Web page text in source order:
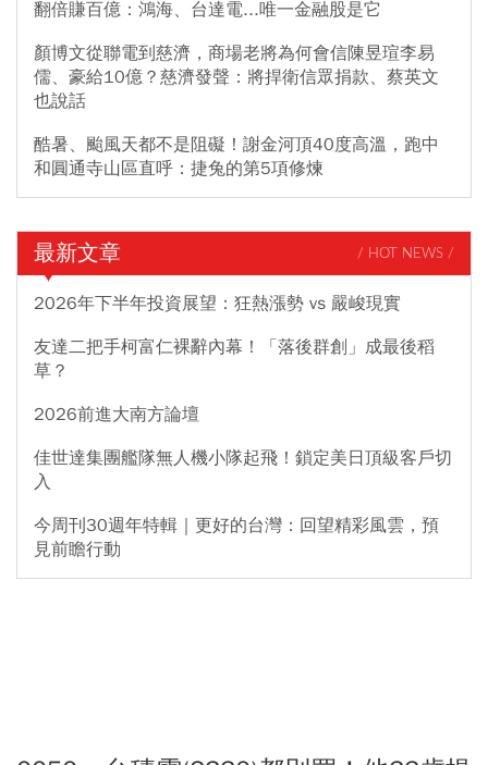
翻倍賺百億：鴻海、台達電...唯一金融股是它
顏博文從聯電到慈濟，商場老將為何會信陳昱瑄李易
儒、豪給10億？慈濟發聲：將捍衛信眾捐款、蔡英文
也說話
酷暑、颱風天都不是阻礙！謝金河頂40度高溫，跑中
和圓通寺山區直呼：捷兔的第5項修煉
最新文章 / HOT NEWS /
2026年下半年投資展望：狂熱漲勢 vs 嚴峻現實
友達二把手柯富仁裸辭內幕！「落後群創」成最後稻
草？
2026前進大南方論壇
佳世達集團艦隊無人機小隊起飛！鎖定美日頂級客戶切
入
今周刊30週年特輯｜更好的台灣：回望精彩風雲，預
見前瞻行動